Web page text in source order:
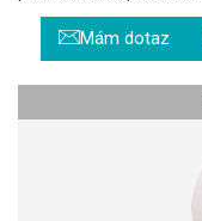
Mám dotaz